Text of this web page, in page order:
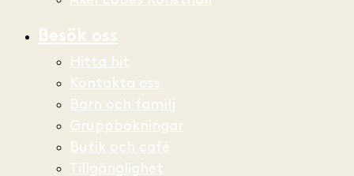
Besök oss
Hitta hit
Kontakta oss
Barn och familj
Gruppbokningar
Butik och café
Tillgänglighet